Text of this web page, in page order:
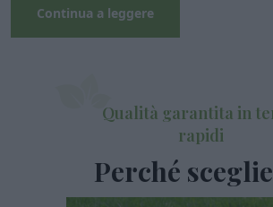
Continua a leggere
Qualità garantita in
rapidi
Perché